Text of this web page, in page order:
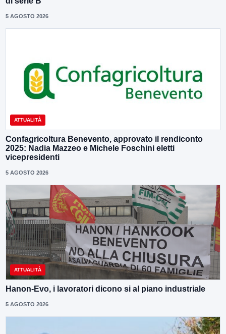
5 AGOSTO 2026
ATTUALITÀ
Confagricoltura Benevento, approvato il rendiconto
2025: Nadia Mazzeo e Michele Foschini eletti
vicepresidenti
5 AGOSTO 2026
ATTUALITÀ
Hanon-Evo, i lavoratori dicono si al piano industriale
5 AGOSTO 2026